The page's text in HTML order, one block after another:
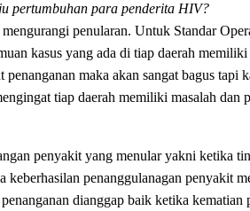
pertumbuhan para penderita HIV?
penularan. Untuk Standar
kasus yang ada di tiap daerah memiliki
maka akan sangat bagus tapi
tiap daerah memiliki masalah dan
penyakit yang menular yakni ketika
penanggulanagan penyakit
dianggap baik ketika kematian